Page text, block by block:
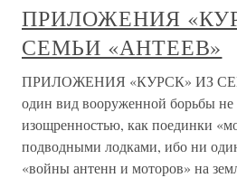
ПРИЛОЖЕНИЯ
СЕМЬИ «АНТЕЕВ»
ПРИЛОЖЕНИЯ «КУРСК» ИЗ
один вид вооруженной борьбы не
изощренностью, как поединки
подводными лодками, ибо ни
«войны антенн и моторов» на